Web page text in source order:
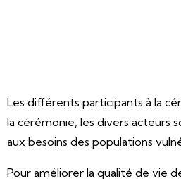
Les différents participants à la
la cérémonie, les divers acteurs
aux besoins des populations
Pour améliorer la qualité de vie